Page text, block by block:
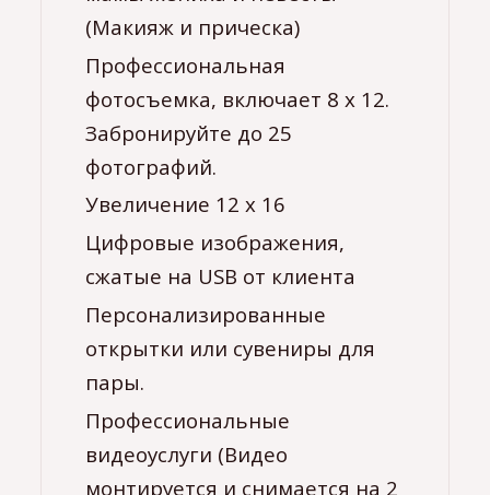
(Макияж и прическа)
Профессиональная
фотосъемка, включает 8 x 12.
Забронируйте до 25
фотографий.
Увеличение 12 х 16
Цифровые изображения,
сжатые на USB от клиента
Персонализированные
открытки или сувениры для
пары.
Профессиональные
видеоуслуги (Видео
монтируется и снимается на 2